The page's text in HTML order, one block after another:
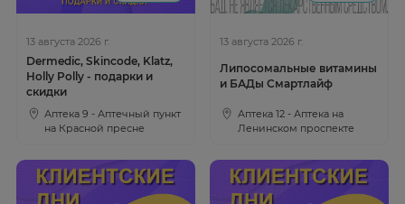
13 августа 2026 г.
Dermedic, Skincode, Klatz,
Holly Polly - подарки и
скидки
Аптека 9 - Аптечный пункт
на Красной пресне
13 августа 2026 г.
Липосомальные витамины
и БАДы Смартлайф
Аптека 12 - Аптека на
Ленинском проспекте